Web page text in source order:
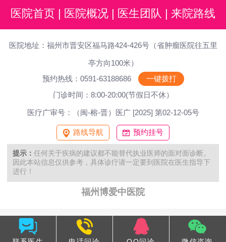
医院首页 医院概况 医生团队 来院路线
医院地址：福州市晋安区福马路424-426号（省肿瘤医院往五里
亭方向100米）
预约热线：0591-63188686
一键拨打
门诊时间：8:00-20:00(节假日不休）
医疗广审号：（闽-榕-晋）医广 [2025] 第02-12-05号
路线导航 预约挂号
提示： 任何关于疾病的建议都不能替代执业医师的面对面诊断。
因此本站信息仅供参考，具体诊疗请一定要到医院在医生指导下
进行！
福州博爱中医院